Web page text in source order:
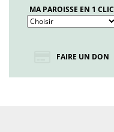
MA PAROISSE EN 1 CLIC
FAIRE UN DON